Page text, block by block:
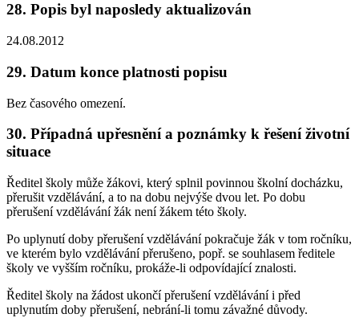
28. Popis byl naposledy aktualizován
24.08.2012
29. Datum konce platnosti popisu
Bez časového omezení.
30. Případná upřesnění a poznámky k řešení životní
situace
Ředitel školy může žákovi, který splnil povinnou školní docházku,
přerušit vzdělávání, a to na dobu nejvýše dvou let. Po dobu
přerušení vzdělávání žák není žákem této školy.
Po uplynutí doby přerušení vzdělávání pokračuje žák v tom ročníku,
ve kterém bylo vzdělávání přerušeno, popř. se souhlasem ředitele
školy ve vyšším ročníku, prokáže-li odpovídající znalosti.
Ředitel školy na žádost ukončí přerušení vzdělávání i před
uplynutím doby přerušení, nebrání-li tomu závažné důvody.